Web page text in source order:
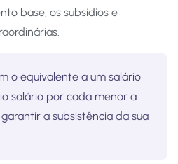
base, os subsídios e
o equivalente a um salário
salário por cada menor a
a subsistência da sua